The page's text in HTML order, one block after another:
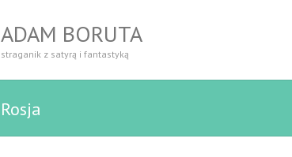
ADAM BORUTA
straganik z satyrą i fantastyką
Rosja